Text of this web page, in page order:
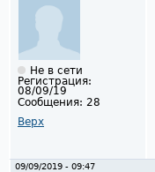
Не в сети
Регистрация:
08/09/19
Сообщения: 28
Верх
09/09/2019 - 09:47